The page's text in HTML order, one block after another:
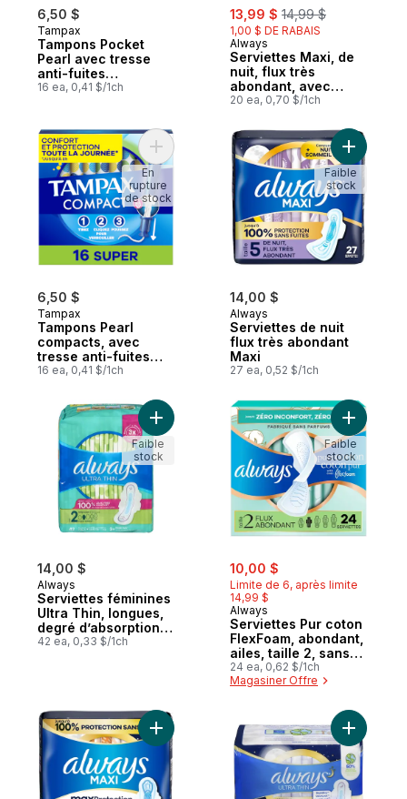
6,50 $
Tampax
Tampons Pocket
Pearl avec tresse
anti-fuites
LeakGuard, degré
parfumés, 16
tampons.
16 ea, 0,41 $/1ch
sale:
13,99 $ , formerly:
14,99 $
1,00 $ DE RABAIS
Always
Serviettes Maxi, de
nuit, flux très
abondant, avec
ailes, taille 5
20 ea, 0,70 $/1ch
6,50 $
Tampax
Tampons Pearl
compacts, avec
tresse anti-fuites
LeakGuard et
extensible, super, 16
tampons
16 ea, 0,41 $/1ch
Ajouter Tampons Pearl compacts, avec
En
rupture
de stock
14,00 $
Always
Serviettes de nuit
flux très abondant
Maxi
27 ea, 0,52 $/1ch
Ajouter
Faible
stock
14,00 $
Always
Serviettes féminines
Ultra Thin, longues,
degré d’absorption
super, avec ailes,
42 ea, 0,33 $/1ch
Ajouter Serviettes féminines Ultra Thin,
Faible
stock
sale:
10,00 $
Limite de 6, après limite
14,99 $
Always
Serviettes Pur coton
FlexFoam, abondant,
ailes, taille 2, sans
parfum, 24
serviettes
24 ea, 0,62 $/1ch
Magasiner Offre
Ajouter
Faible
stock
Ajouter Serviettes Maxi, degré Ajouter